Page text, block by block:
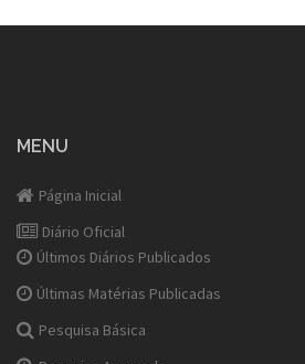
MENU
Página Inicial
Diário Oficial
Últimos Diários Publicados
Últimas Matérias Publicadas
Pesquisa Básica